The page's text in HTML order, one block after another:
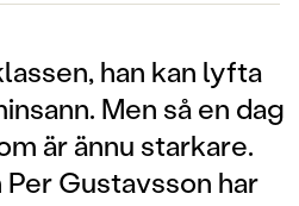
han kan lyfta
Men så en dag
är ännu starkare.
Gustavsson har